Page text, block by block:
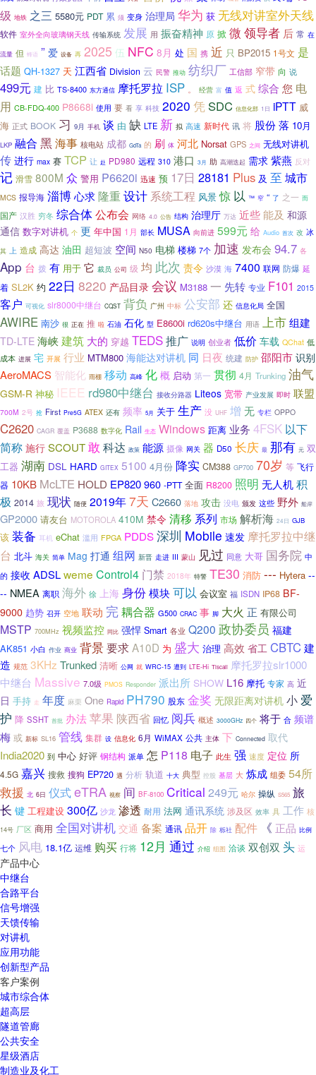
级 地铁 之三 5580元 PDT 累 须 变身 治理局 华为 获 无线对讲室外天线
软件 室外全向玻璃钢天线 传输系统 发展 用 振奋精神 原 掀 微 领导者 后 常 在
流量 但 蜂语 ” 爱 设备 再 2025 伍 NFC 8月 处 国 携 近 只 BP2015 1号文 是
话题 QH-1327 天 江西省 Division 云 民警 推动 纺织厂 工信部 窄带 向 说
499元 建 比 TS-8400 东方通信 摩托罗拉 ISP 。 经营 富 值 返 式 综合 您 电
用 CB-FDQ-400 P8668i 使用 要 看 享 科技 2020 凭 SDC 信息化部 1日 iPTT 威
海 正式 BOOK 习 9月 手机 谈 由 缺 LTE 新 拟 高速 新时代 讯 将 股份落 10月
LKP 融合 黑海事 核电站 成都 GoTa 的 刷 体 河北 Norsat GPS 之间 无线对讲机
传 进行 max 赛 TCP 让 赴 PD980 远程 310 港口 3月 助 高潮迭起 需求紫燕 反对
记 滑雪 800M 众 警用 P6620i 迅速 预 17日 28181 Plus 及 至 城市
MCS 报导海 淄博心求隆重 设计 系统工程 风景 惊 以 ™ 窄 “ 了 之一 而
国产 汉胜 穷冬 综合体公布会 网络 4.0 公告 结构 治理厅 万达 近些能及 和源
通信 数字对讲机 个 更 年中国 1月 部长 MUSA 向前进 599元 给 Audio 首次 改 冰
其 上 造成 高达 油田 超短波 空间 N50 电梯 楼梯 7个 加速 发布会 94.7 各
App 台 拨 有 用于 它 裁员 公司 级 均 此次 责令 沙漠 海 7400 联网 防爆 延
着 SL2K 约 22日 8220 产品目录 会议 M3188 一 先转 专业 F101 2015
客户 可视化 slr8000中继台 CQST 背负 广州 中标 公安部 还 信息化局 全国
AWIRE 南沙 很 正在 推 啦 石油 石化 型 E8600i rd620s中继台 用语 上市组建
TD-LTE 海峡建筑 大的 穿越 TEDS推广 说明 创业者 低价 车载 QChat 低
成本 进展 宅 开展 行业 MTM800 海能达对讲机 同 日夜 统建 防护 邵阳市 识别
AeroMACS 智能化 雨棚 移动 高峰 化 概 启动 第一 贯彻 4月 Trunking 油气
GSM-R 神秘 IEEE rd980中继台 接收分路器 Liteos 宽带 产业发展 即时 联盟
700M 2号 抢 First Pre5G ATEX 还有 频率 5月 关于 生产 没 UHF 增 无 专栏 OPPO
C2620 CAGR 覆盖 P3688 数字化 Rail 生态 Windows 距离 业务 4FSK 以下
简称 施行 SCOUT敢 科达 政策 能源 摄像 网关 器 D50 长庆 最 那有 元 双
工器 湖南 DSL HARD GITEX 5100 4月份 降实 CM388 GP700 70岁 等 飞行
器 10KB McLTE HOLD EP820960 -PTT 全面 R8200 照明 无人机积
极 2014 旅 现状 随便 2019年7天 C2660 落地 攻击 没电 颁发 这些 野外 船岸
GP2000 请友台 MOTOROLA 410M 禁令 清移 系列 市场 解析海 24日 GJB
该 装备 耳机 eChat 滥用 FPGA PDDS深圳 Mobile 速发 摩托罗拉中继
台 北斗 海关 简单 Mag 打通 组网 新晋 走进 III 蒙山 见过 同意 大哥 国务院 中
的 接收 ADSLweme Control4 门禁 2018年 特警 TE30 消防 --- Hytera --
-- NMEA 离职 海外 徐 上海 身份模块可以 会议室 福 ISDN IP68 BF-
9000 趋势 召开 空地 联动 完耦合器 G500 CRAC 事 脚 大火 正 有限公司
MSTP 700MHz 视频监控 同比 强悍 Smart 各业 Q200 政协委员 福建
AK851 小白 作业 商业 背景要求A10D 为 盛大 治理 高效 省工 CBTC建
造 规范 3KHz Trunked 清晰 公网 就 WRC-15 遭到 LTE-Hi Tiscali 摩托罗拉slr1000
中继台 Massive 7.0级 PMOS Responder 派出所 SHOW L16 摩托 专家 高 近
日 手持 走 年度 麻栗 One Rapid PH790 股东 金奖 无限距离对讲机 小爱
护 降 SSHT 首批 办法苹果 陕西省 回忆 阅兵 概述 3000GHz 四个 将于 合 频谱
梅 或 新标 SL16 管线 集群 设 信息化 6月 WiMAX 公共 主体 下 Connected 取代
India2020 到 中心 好评 钢结构 派单 怎 P118 电子 此生 强 速度 定位 所
4.5G 嘉兴 搜救 搜狗 EP720 遇 分析 轨道 十大 典型 控股 基层 大 炼成 组委 54所
救援 北 6日 仪式eTRA 视察 间 BF-8100 Critical 249元 哈尔 操纵 S565 旅
长 键 工程建设 300亿 沙龙 渗透 耐用 法网 通讯系统 涉及区 效率 具 工作 核
14号 厂区 商用 全国对讲机 交通 备案 通讯 品开 除 栎社 配件 《 正品 比例
七个 风电 18.1亿 运维 购买 行将 12月 通过 介绍 组图 洽谈 双创双 头 运
产品中心
中继台
合路平台
信号增强
天馈传输
对讲机
应用功能
创新型产品
客户案例
城市综合体
超高层
隧道管廊
公共安全
星级酒店
制造业及化工